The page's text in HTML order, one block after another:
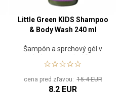
Little Green KIDS Shampoo
& Body Wash 240 ml
Šampón a sprchový gél v
jednom pre deti 3+
cena pred zľavou:15.4 EUR
8.2 EUR